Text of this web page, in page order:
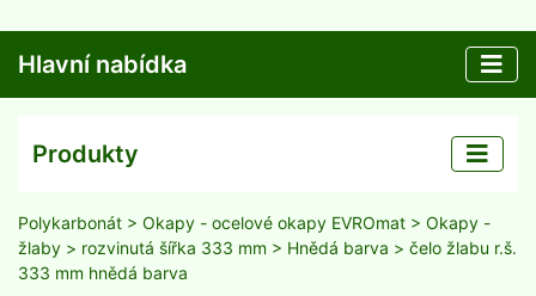
Hlavní nabídka
Produkty
Polykarbonát > Okapy - ocelové okapy EVROmat > Okapy -
žlaby > rozvinutá šířka 333 mm > Hnědá barva > čelo žlabu r.š.
333 mm hnědá barva